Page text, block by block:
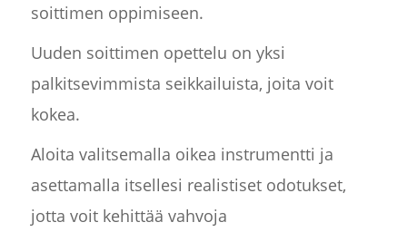
soittimen oppimiseen.
Uuden soittimen opettelu on yksi
palkitsevimmista seikkailuista, joita voit
kokea.
Aloita valitsemalla oikea instrumentti ja
asettamalla itsellesi realistiset odotukset,
jotta voit kehittää vahvoja